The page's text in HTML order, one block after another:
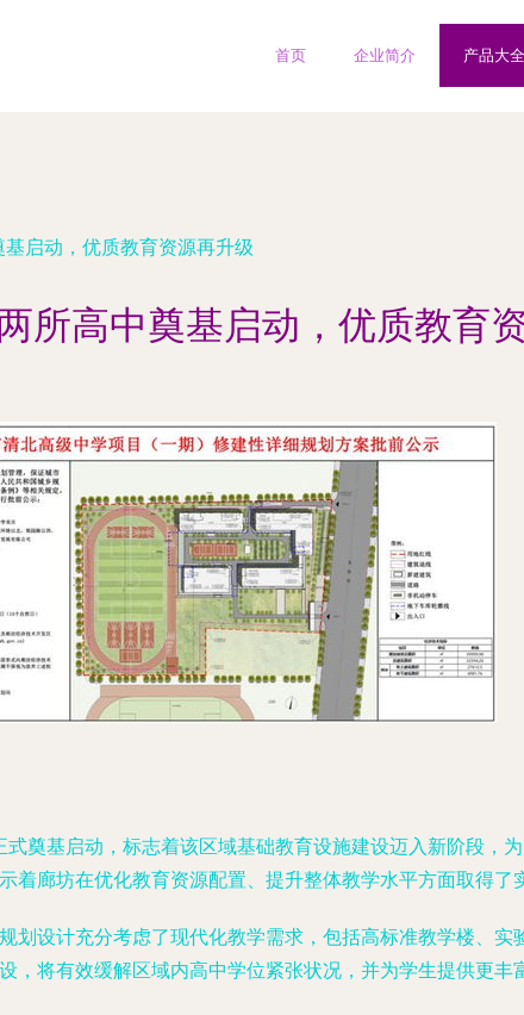
首页 企业简介 产品大全
启动，优质教育资源再升级
所高中奠基启动，优质教育
奠基启动，标志着该区域基础教育设施建设迈入新阶段，
廊坊在优化教育资源配置、提升整体教学水平方面取得了
划设计充分考虑了现代化教学需求，包括高标准教学楼、
将有效缓解区域内高中学位紧张状况，并为学生提供更丰